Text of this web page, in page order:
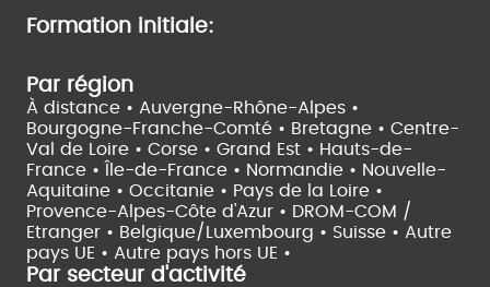
Formation initiale:
Par région
À distance • Auvergne-Rhône-Alpes •
Bourgogne-Franche-Comté • Bretagne • Centre-
Val de Loire • Corse • Grand Est • Hauts-de-
France •
Île-de-France • Normandie • Nouvelle-
Aquitaine • Occitanie • Pays de la Loire •
Provence-Alpes-Côte d'Azur • DROM-COM /
Etranger • Belgique/Luxembourg • Suisse • Autre
pays UE • Autre pays hors UE •
Par secteur d'activité